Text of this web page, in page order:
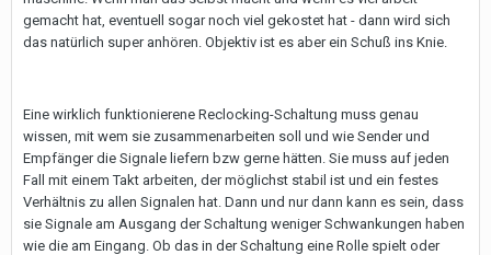
gemacht hat, eventuell sogar noch viel gekostet hat - dann wird sich
das natürlich super anhören. Objektiv ist es aber ein Schuß ins Knie.
Eine wirklich funktionierene Reclocking-Schaltung muss genau
wissen, mit wem sie zusammenarbeiten soll und wie Sender und
Empfänger die Signale liefern bzw gerne hätten. Sie muss auf jeden
Fall mit einem Takt arbeiten, der möglichst stabil ist und ein festes
Verhältnis zu allen Signalen hat. Dann und nur dann kann es sein, dass
sie Signale am Ausgang der Schaltung weniger Schwankungen haben
wie die am Eingang. Ob das in der Schaltung eine Rolle spielt oder